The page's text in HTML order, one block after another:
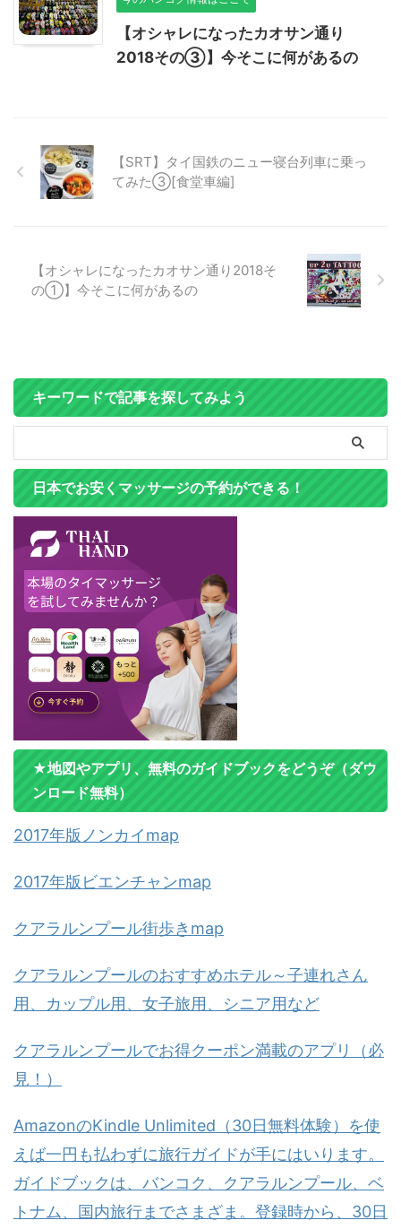
【オシャレになったカオサン通り
2018その➂】今そこに何があるの
【SRT】タイ国鉄のニュー寝台列車に乗っ
てみた③[食堂車編]
【オシャレになったカオサン通り2018そ
の①】今そこに何があるの
キーワードで記事を探してみよう
日本でお安くマッサージの予約ができる！
★地図やアプリ、無料のガイドブックをどうぞ（ダウ
ンロード無料）
2017年版ノンカイmap
2017年版ビエンチャンmap
クアラルンプール街歩きmap
クアラルンプールのおすすめホテル～子連れさん
用、カップル用、女子旅用、シニア用など
クアラルンプールでお得クーポン満載のアプリ（必
見！）
AmazonのKindle Unlimited（30日無料体験）を使
えば一円も払わずに旅行ガイドが手にはいります。
ガイドブックは、バンコク、クアラルンプール、ベ
トナム、国内旅行までさまざま。登録時から、30日